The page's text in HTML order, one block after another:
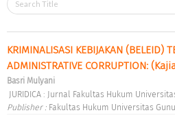
KRIMINALISASI KEBIJAKAN (BELEID)
ADMINISTRATIVE CORRUPTION:
Basri Mulyani
JURIDICA : Jurnal Fakultas Hukum
Publisher : Fakultas Hukum Universitas